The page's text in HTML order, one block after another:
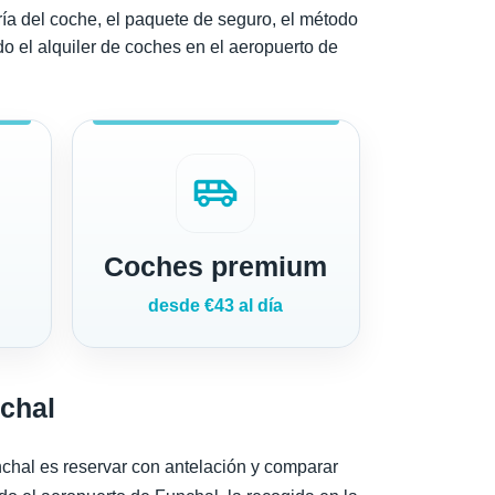
del coche, el paquete de seguro, el método
el alquiler de coches en el aeropuerto de
airport_shuttle
Coches premium
desde €43 al día
es reservar con antelación y comparar